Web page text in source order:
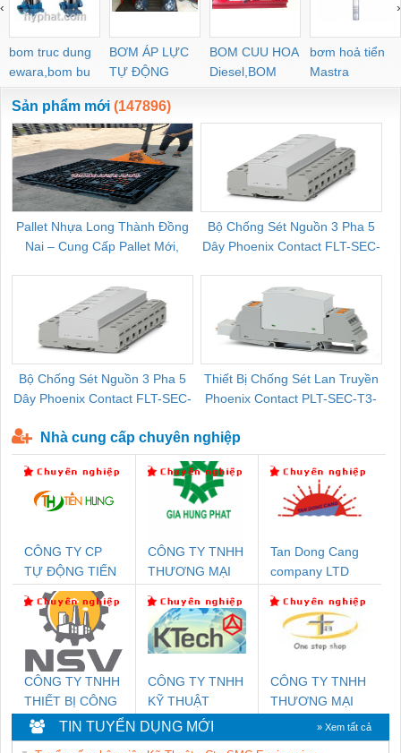
bom truc dung
ewara,bom bu
ewara
BƠM ÁP LỰC
TỰ ĐỘNG
BOM CUU HOA
Diesel,BOM
CHUA CHAY
bơm hoả tiển
Mastra
‹ ›
Sản phẩm mới (147896)
Pallet Nhựa Long Thành Đồng
Nai – Cung Cấp Pallet Mới,
Bộ Chống Sét Nguồn 3 Pha 5
Dây Phoenix Contact FLT-SEC-
Bộ Chống Sét Nguồn 3 Pha 5
Dây Phoenix Contact FLT-SEC-
Thiết Bị Chống Sét Lan Truyền
Phoenix Contact PLT-SEC-T3-
Nhà cung cấp chuyên nghiệp
CÔNG TY CP
TỰ ĐỘNG TIẾN
HƯNG
CÔNG TY TNHH
THƯƠNG MẠI
THUẬT ĐIỆN CƠ
GIA HƯNG
PHÁT
Tan Dong Cang
company LTD
CÔNG TY TNHH
THIẾT BỊ CÔNG
NGHIỆP NIHON
SETSUBI VIỆT
CÔNG TY TNHH
KỸ THUẬT
KTECH VIỆT
NAM
CÔNG TY TNHH
THƯƠNG MẠI
THIÊN ÂN VIỆT
NAM
TIN TUYỂN DỤNG MỚI » Xem tất cả